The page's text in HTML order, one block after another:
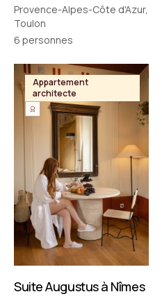
Provence-Alpes-Côte d'Azur,
Toulon
6 personnes
Appartement
architecte
Suite Augustus à Nîmes